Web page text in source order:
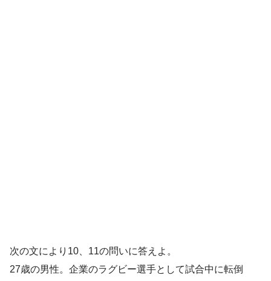
次の文により10、11の問いに答えよ。
27歳の男性。企業のラグビー選手として試合中に転倒